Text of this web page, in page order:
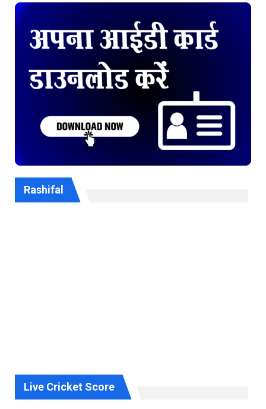
Rashifal
Live Cricket Score